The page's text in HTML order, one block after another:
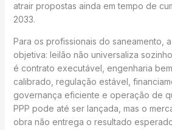
atrair propostas ainda em tempo de
2033.
Para os profissionais do saneamento,
objetiva: leilão não universaliza
é contrato executável, engenharia
calibrado, regulação estável,
governança eficiente e operação de
PPP pode até ser lançada, mas o
obra não entrega o resultado